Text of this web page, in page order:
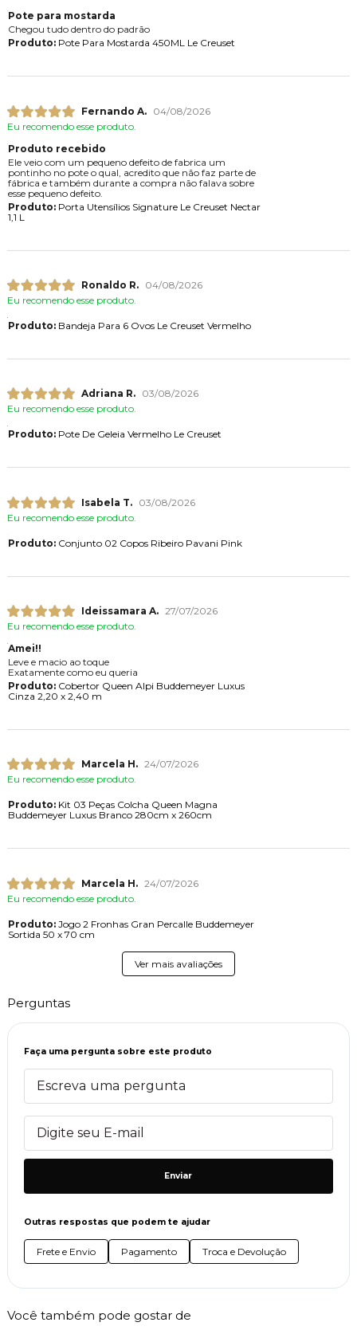
Pote para mostarda
Chegou tudo dentro do padrão
Produto:Pote Para Mostarda 450ML Le Creuset
Fernando A.
04/08/2026
Eu recomendo esse produto.
Produto recebido
Ele veio com um pequeno defeito de fabrica um
pontinho no pote o qual, acredito que não faz parte de
fábrica e também durante a compra não falava sobre
esse pequeno defeito.
Produto:Porta Utensílios Signature Le Creuset Nectar
1,1 L
Ronaldo R.
04/08/2026
Eu recomendo esse produto.
Produto:Bandeja Para 6 Ovos Le Creuset Vermelho
Adriana R.
03/08/2026
Eu recomendo esse produto.
Produto:Pote De Geleia Vermelho Le Creuset
Isabela T.
03/08/2026
Eu recomendo esse produto.
Produto:Conjunto 02 Copos Ribeiro Pavani Pink
Ideissamara A. 27/07/2026
Eu recomendo esse produto.
Amei!!
Leve e macio ao toque
Exatamente como eu queria
Produto:Cobertor Queen Alpi Buddemeyer Luxus
Cinza 2,20 x 2,40 m
Marcela H. 24/07/2026
Eu recomendo esse produto.
Produto:Kit 03 Peças Colcha Queen Magna
Buddemeyer Luxus Branco 280cm x 260cm
Marcela H. 24/07/2026
Eu recomendo esse produto.
Produto:Jogo 2 Fronhas Gran Percalle Buddemeyer
Sortida 50 x 70 cm
Ver mais avaliações
Perguntas
Faça uma pergunta sobre este produto
Enviar
Outras respostas que podem te ajudar
Frete e Envio Pagamento Troca e Devolução
Você também pode gostar de